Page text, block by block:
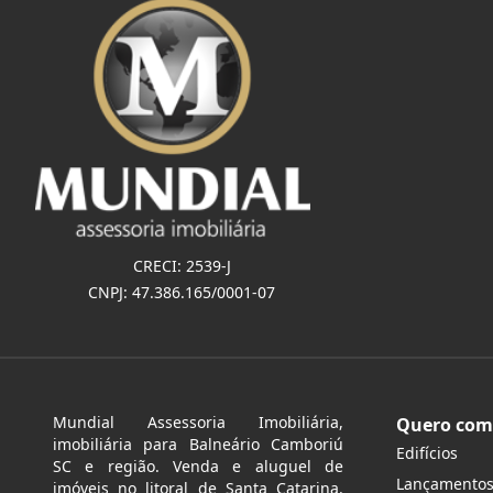
CRECI: 2539-J
CNPJ: 47.386.165/0001-07
Mundial Assessoria Imobiliária,
imobiliária para Balneário Camboriú
SC e região. Venda e aluguel de
imóveis no litoral de Santa Catarina.
Quero
Edifícios
Lançamentos